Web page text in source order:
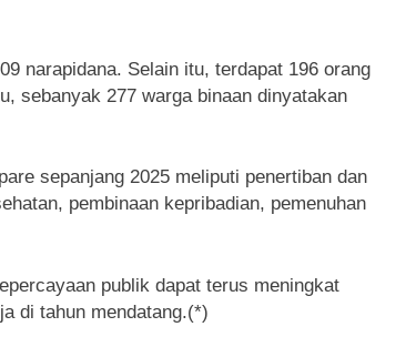
narapidana. Selain itu, terdapat 196 orang
sebanyak 277 warga binaan dinyatakan
sepanjang 2025 meliputi penertiban dan
pembinaan kepribadian, pemenuhan
publik dapat terus meningkat
di tahun mendatang.(*)